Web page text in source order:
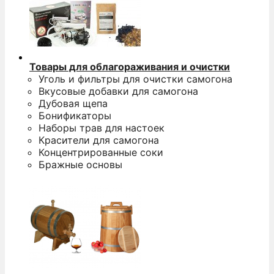
Товары для облагораживания и очистки
Уголь и фильтры для очистки самогона
Вкусовые добавки для самогона
Дубовая щепа
Бонификаторы
Наборы трав для настоек
Красители для самогона
Концентрированные соки
Бражные основы